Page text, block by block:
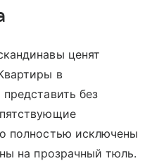
ценят
в
без
полностью исключены
на прозрачный тюль.